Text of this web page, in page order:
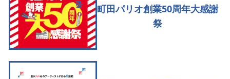
町田パリオ創業50周年大感謝
祭